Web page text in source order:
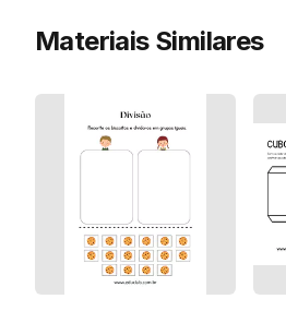
Materiais Similares